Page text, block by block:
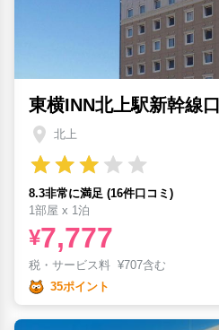
東横INN北上駅新幹線口
北上
8.3非常に満足 (16件口コミ)
1部屋 x 1泊
¥7,777
税・サービス料 ¥707含む
35ポイント